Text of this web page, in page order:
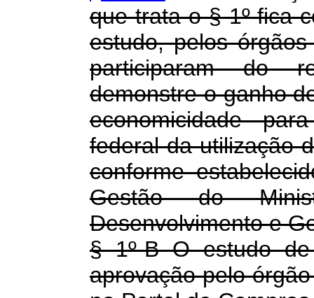
que trata o § 1º fica
estudo, pelos
participaram do
demonstre o ganho
economicidade
federal da utilização
conforme
Gestão do
Desenvolvimento e
§ 1º-B O estudo
aprovação pelo